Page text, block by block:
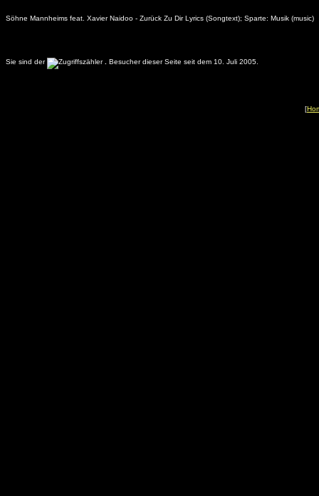
Söhne Mannheims feat. Xavier Naidoo - Zurück Zu Dir Lyrics (Songtext); Sparte: Musik (music)
Sie sind der . Besucher dieser Seite seit dem 10. Juli 2005.
[